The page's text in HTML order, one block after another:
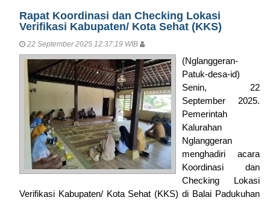
Rapat Koordinasi dan Checking Lokasi
Verifikasi Kabupaten/ Kota Sehat (KKS)
22 September 2025 12:37:19 WIB
(Nglanggeran-
Patuk-desa-id)
Senin, 22
September 2025.
Pemerintah
Kalurahan
Nglanggeran
menghadiri acara
Koordinasi dan
Checking Lokasi
Verifikasi Kabupaten/ Kota Sehat (KKS) di Balai Padukuhan